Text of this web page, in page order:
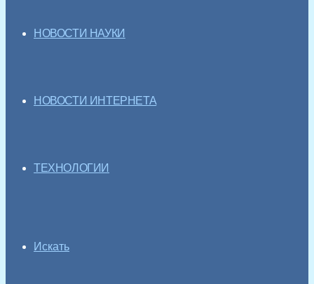
НОВОСТИ НАУКИ
НОВОСТИ ИНТЕРНЕТА
ТЕХНОЛОГИИ
Искать